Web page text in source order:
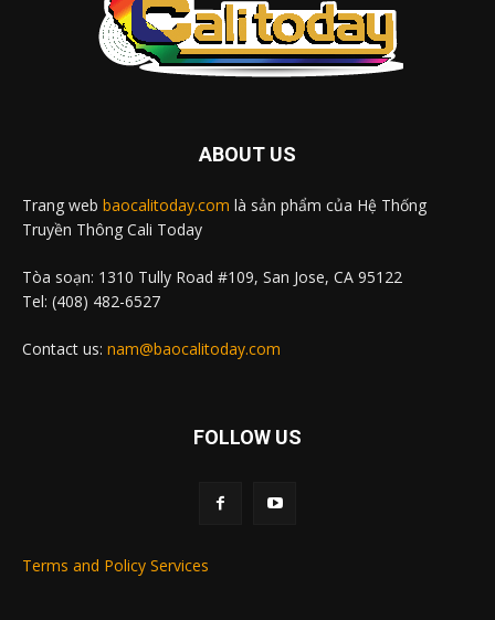
ABOUT US
Trang web baocalitoday.com là sản phẩm của Hệ Thống
Truyền Thông Cali Today
Tòa soạn: 1310 Tully Road #109, San Jose, CA 95122
Tel: (408) 482-6527
Contact us: nam@baocalitoday.com
FOLLOW US
Terms and Policy Services